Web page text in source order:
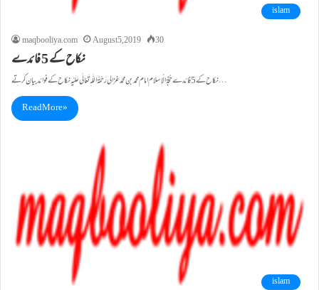
islam
maqbooliya.com
August 5, 2019 30
نکاح کے 5 فائدے
نکاح کے 5 فائدے حُجَّۃُ الْاِسلام امام محمد بن محمد غزالی رَحْمَۃُ اللّٰہ ِتَعَالٰی عَلَیْہ نکاح کے فوائد بیان کرتے…
Read More »
islam